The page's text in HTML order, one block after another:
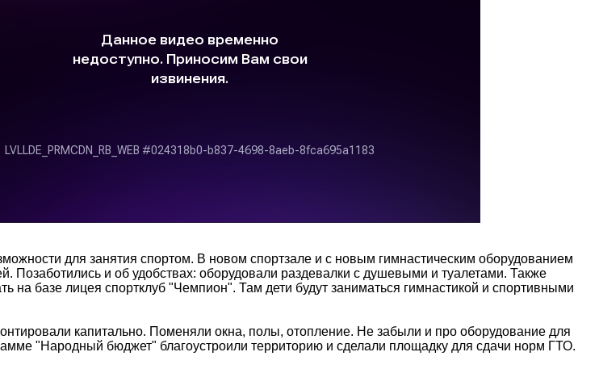
для занятия спортом. В новом спортзале и с новым гимнастическим оборудованием
Позаботились и об удобствах: оборудовали раздевалки с душевыми и туалетами. Также
на базе лицея спортклуб "Чемпион". Там дети будут заниматься гимнастикой и спортивными
капитально. Поменяли окна, полы, отопление. Не забыли и про оборудование для
"Народный бюджет" благоустроили территорию и сделали площадку для сдачи норм ГТО.